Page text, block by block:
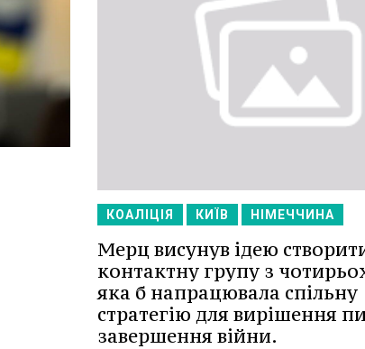
КОАЛІЦІЯ КИЇВ НІМЕЧЧИНА
Мерц висунув ідею
контактну групу з
яка б напрацювала спільну
стратегію для вирішення
завершення війни.